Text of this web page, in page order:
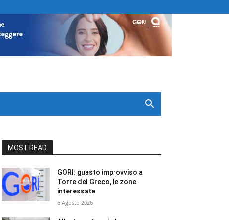
MOST READ
GORI: guasto improvviso a
Torre del Greco, le zone
interessate
6 Agosto 2026